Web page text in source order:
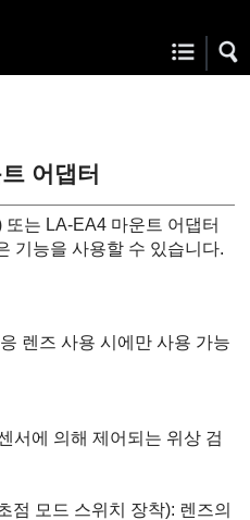
어댑터
는 LA-EA4 마운트 어댑터
기능을 사용할 수 있습니다.
렌즈 사용 시에만 사용 가능
서에 의해 제어되는 위상 검
점 모드 스위치 장착): 렌즈의